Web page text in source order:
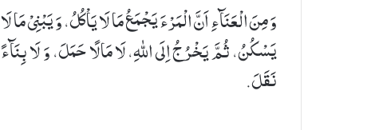
وَ مِنَ الْعَنَآءِ اَنَّ الْمَرْءَ یَجْمَعُ مَا لَا یَاْكُلُ، وَ یَبْنِیْ مَا لَا
یَسْكُنُ، ثُمَّ یَخْرُجُ اِلَی اللهِ، لَا مَالًا حَمَلَ، وَ لَا بِنَآءً
نَقَلَ.